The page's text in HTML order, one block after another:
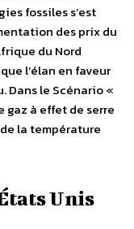
fossiles s’est
des prix du
du Nord
l’élan en faveur
Dans le Scénario «
gaz à effet de serre
la température
Unis